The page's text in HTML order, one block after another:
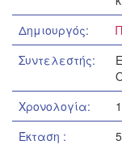
Δημιουργός:
Συντελεστής:
Χρονολογία:
Έκταση :